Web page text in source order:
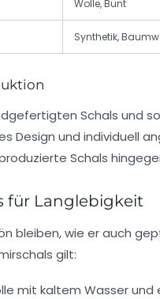
Wolle, Bunt
Synthetik,
Schals und
Design und individuell
Schals
für Langlebigkeit
bleiben, wie er auch
gilt:
mit kaltem Wasser